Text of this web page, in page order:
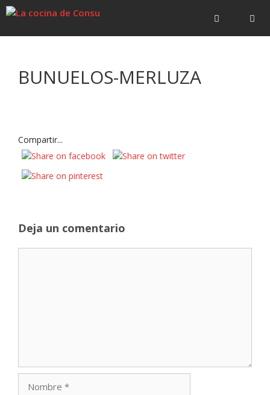
Saltar
Saltar
BUNUELOS-MERLUZA
Compartir...
Deja un comentario